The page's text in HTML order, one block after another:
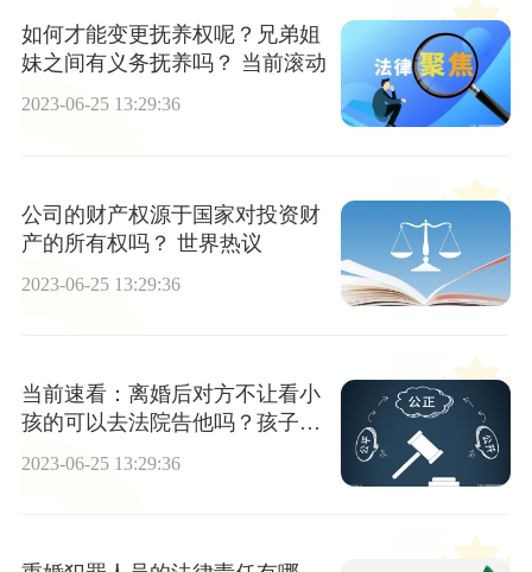
如何才能变更抚养权呢？兄弟姐
妹之间有义务抚养吗？ 当前滚动
2023-06-25 13:29:36
公司的财产权源于国家对投资财
产的所有权吗？ 世界热议
2023-06-25 13:29:36
当前速看：离婚后对方不让看小
孩的可以去法院告他吗？孩子探
2023-06-25 13:29:36